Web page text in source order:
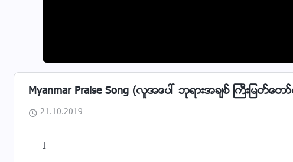
Myanmar Praise Song (လူအေပၚ ဘုရားအခ်စ္ ႀကီးျမတ္ေတာ္
21.10.2019
I